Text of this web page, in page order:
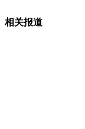
美国军方将
相关报道